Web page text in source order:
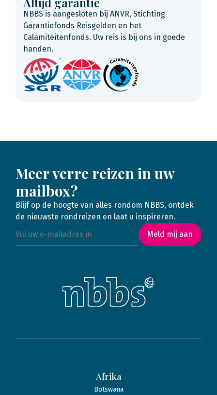
NBBS is aangesloten bij ANVR, Stichting
Garantiefonds Reisgelden en het
Calamiteitenfonds. Uw reis is bij ons in goede
handen.
Meer verre reizen in uw
mailbox?
Blijf op de hoogte van alles rondom NBBS, ontdek
de nieuwste rondreizen en laat u inspireren.
Meld mij aan
Afrika
Botswana